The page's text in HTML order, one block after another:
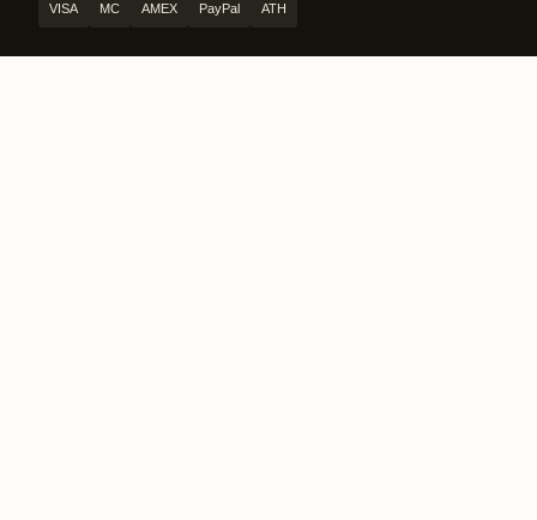
VISA MC AMEX PayPal ATH